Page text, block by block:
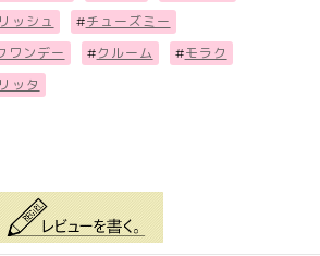
ッシュ #チューズミー
ワンデー #クルーム #モラク
ッタ